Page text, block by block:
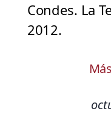
Condes. La
2012.